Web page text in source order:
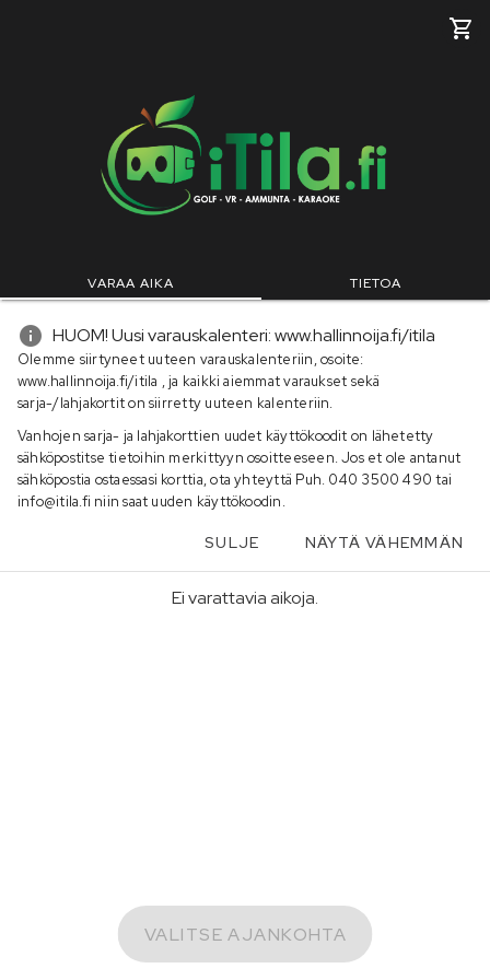
VARAA AIKA TIETOA
HUOM! Uusi varauskalenteri: www.hallinnoija.fi/itila
Olemme siirtyneet uuteen varauskalenteriin, osoite:
www.hallinnoija.fi/itila , ja kaikki aiemmat varaukset sekä
sarja-/lahjakortit on siirretty uuteen kalenteriin.
Vanhojen sarja- ja lahjakorttien uudet käyttökoodit on lähetetty
sähköpostitse tietoihin merkittyyn osoitteeseen. Jos et ole antanut
sähköpostia ostaessasi korttia, ota yhteyttä Puh. 040 3500 490 tai
info@itila.fi niin saat uuden käyttökoodin.
SULJE NÄYTÄ VÄHEMMÄN
Ei varattavia aikoja.
VALITSE AJANKOHTA